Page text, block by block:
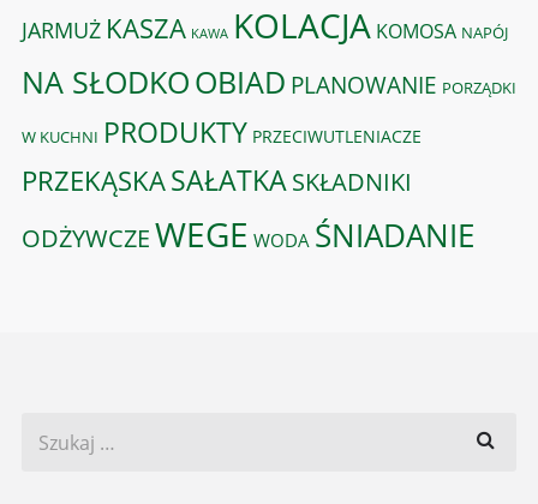
JARMUŻ KASZA KAWA KOLACJA KOMOSA NAPÓJ
NA SŁODKOOBIAD PLANOWANIE PORZĄDKI
W KUCHNI PRODUKTY PRZECIWUTLENIACZE
PRZEKĄSKASAŁATKASKŁADNIKI
ODŻYWCZEWEGE WODA ŚNIADANIE